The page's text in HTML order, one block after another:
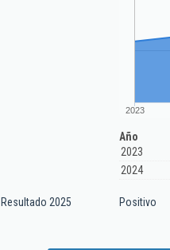
2023
Año
2023
2024
Resultado 2025 Positivo